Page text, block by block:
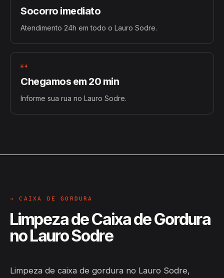
Socorro imediato
Atendimento 24h em todo o Lauro Sodre.
H4
Chegamos em 20 min
Informe sua rua no Lauro Sodre.
→ CAIXA DE GORDURA
Limpeza de Caixa de Gordura
no Lauro Sodre
Limpeza de caixa de gordura no Lauro Sodre,